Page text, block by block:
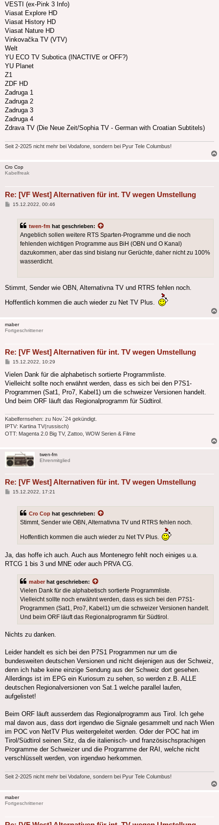
VESTI (ex-Pink 3 Info)
Viasat Explore HD
Viasat History HD
Viasat Nature HD
Vinkovačka TV (VTV)
Welt
YU ECO TV Subotica (INACTIVE or OFF?)
YU Planet
Z1
ZDF HD
Zadruga 1
Zadruga 2
Zadruga 3
Zadruga 4
Zdrava TV (Die Neue Zeit/Sophia TV - German with Croatian Subtitels)
Seit 2-2025 nicht mehr bei Vodafone, sondern bei Pyur Tele Columbus!
Cro Cop
Kabelfreak
Re: [VF West] Alternativen für int. TV wegen Umstellung
Beitrag
15.12.2022, 00:46
twen-fm hat geschrieben:
Angeblich sollen weitere RTS Sparten-Programme und die noch
fehlenden wichtigen Programme aus BiH (OBN und O Kanal)
dazukommen, aber das sind bislang nur Gerüchte, daher nicht zu 100%
wasserdicht.
Stimmt, Sender wie OBN, Alternativna TV und RTRS fehlen noch.
Hoffentlich kommen die auch wieder zu Net TV Plus.
maber
Fortgeschrittener
Re: [VF West] Alternativen für int. TV wegen Umstellung
Beitrag
15.12.2022, 10:29
Vielen Dank für die alphabetisch sortierte Programmliste.
Vielleicht sollte noch erwähnt werden, dass es sich bei den P7S1-
Programmen (Sat1, Pro7, Kabel1) um die schweizer Versionen handelt.
Und beim ORF läuft das Regionalprogramm für Südtirol.
Kabelfernsehen: zu Nov.´24 gekündigt.
IPTV: Kartina TV(russisch)
OTT: Magenta 2.0 Big TV, Zattoo, WOW Serien & Filme
twen-fm
Ehrenmitglied
Re: [VF West] Alternativen für int. TV wegen Umstellung
Beitrag
15.12.2022, 17:21
Cro Cop hat geschrieben:
Stimmt, Sender wie OBN, Alternativna TV und RTRS fehlen noch.
Hoffentlich kommen die auch wieder zu Net TV Plus.
Ja, das hoffe ich auch. Auch aus Montenegro fehlt noch einiges u.a.
RTCG 1 bis 3 und MNE oder auch PRVA CG.
maber hat geschrieben:
Vielen Dank für die alphabetisch sortierte Programmliste.
Vielleicht sollte noch erwähnt werden, dass es sich bei den P7S1-
Programmen (Sat1, Pro7, Kabel1) um die schweizer Versionen handelt.
Und beim ORF läuft das Regionalprogramm für Südtirol.
Nichts zu danken.
Leider handelt es sich bei den P7S1 Programmen nur um die
bundesweiten deutschen Versionen und nicht diejenigen aus der Schweiz,
denn ich habe keine einzige Sendung aus der Schweiz dort gesehen.
Allerdings ist im EPG ein Kuriosum zu sehen, so werden z.B. ALLE
deutschen Regionalversionen von Sat.1 welche parallel laufen,
aufgelistet!
Beim ORF läuft ausserdem das Regionalprogramm aus Tirol. Ich gehe
mal davon aus, dass dort irgendwo die Signale gesammelt und nach Wien
im POC von NetTV Plus weitergeleitet werden. Oder der POC hat im
Tirol/Südtirol seinen Sitz, da die italienisch- und französischsprachigen
Programme der Schweizer und die Programme der RAI, welche nicht
verschlüsselt werden, von irgendwo herkommen.
Seit 2-2025 nicht mehr bei Vodafone, sondern bei Pyur Tele Columbus!
maber
Fortgeschrittener